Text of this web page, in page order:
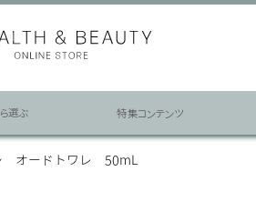
選ぶ 特集コンテンツ
オードトワレ 50mL